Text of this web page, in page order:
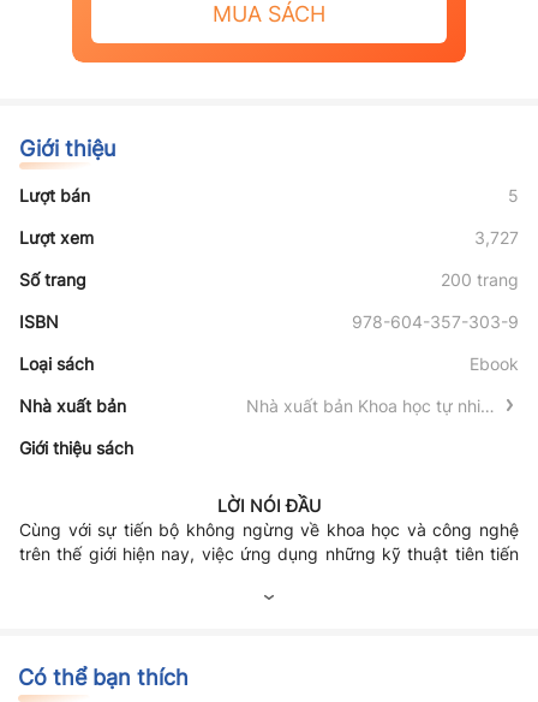
MUA SÁCH
Giới thiệu
Lượt bán 5
Lượt xem 3,727
Số trang 200 trang
ISBN 978-604-357-303-9
Loại sách Ebook
Nhà xuất bản
Nhà xuất bản Khoa học tự nhiên
Giới thiệu sách
LỜI NÓI ĐẦU
Cùng với sự tiến bộ không ngừng về khoa học và công nghệ
trên thế giới hiện nay, việc ứng dụng những kỹ thuật tiên tiến
Mạng truyền thông công nghiệp đóng vai trò quan trọng trong
tiện kỹ thuật, mà còn ở khía cạnh kinh tế. Chính vì vậy, ứng
dụng của nó rộng rãi trong hầu hết các lĩnh vực công nghiệp,
Trong Giáo trình Mạng truyền thông công nghiệp, nhóm tác giả
sẽ trình bày cơ sở kỹ thuật của mạng truyền thông công
Có thể bạn thích